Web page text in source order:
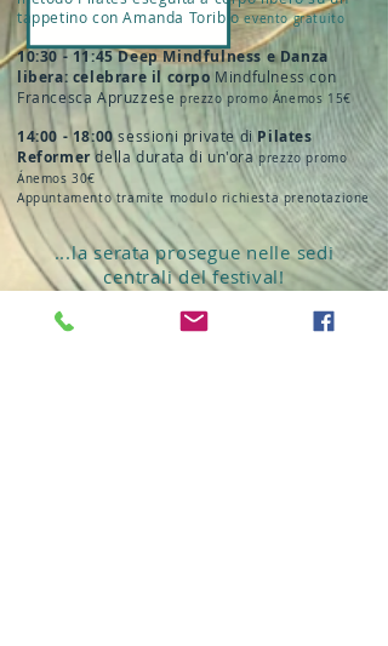
tappetino con Amanda Toribioevento gratuito
10:30 - 11:45 Deep Mindfulness e Danza
libera: celebrare il corpo Mindfulness con
Francesca Apruzzese prezzo promo Ánemos 15€
14:00 - 18:00sessioni private diPilates
Reformerdella durata di un'ora prezzo promo
Ánemos 30€
Appuntamento tramite modulo richiesta prenotazione
...la serata prosegue nelle sedi
centrali del festival!